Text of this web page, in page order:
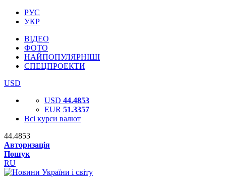
РУС
УКР
ВІДЕО
ФОТО
НАЙПОПУЛЯРНІШІ
СПЕЦПРОЕКТИ
USD
USD 44.4853
EUR 51.3357
Всі курси валют
44.4853
Авторизація
Пошук
RU